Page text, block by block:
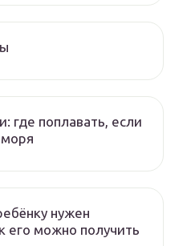
где поплавать, если
моря
нужен
его можно получить